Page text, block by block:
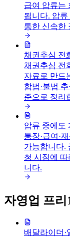
급여 압류는
됩니다. 압
통한 신속한
채권추심 전
채권추심 전
자료로 만드
합법·불법
준으로 정리
압류 중에도
통장·급여·
가능합니다.
청 시점에
니다.
자영업 프리
배달라이더